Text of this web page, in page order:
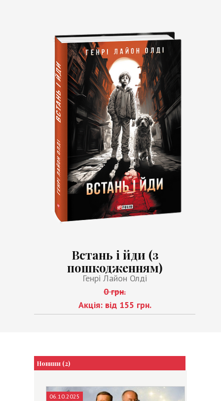
Встань і йди (з
пошкодженням)
Генрі Лайон Олді
0 грн.
Акція: від 155 грн.
Новини (2)
06.10.2025